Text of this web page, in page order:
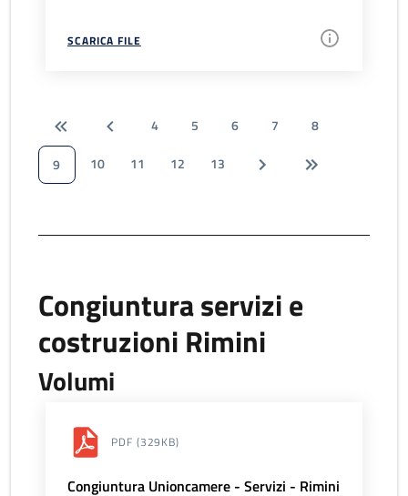
SCARICA FILE
4 5 6 7
8
9
10 11 12 13
Congiuntura servizi e
costruzioni Rimini
Volumi
PDF (329KB)
Congiuntura Unioncamere - Servizi - Rimini